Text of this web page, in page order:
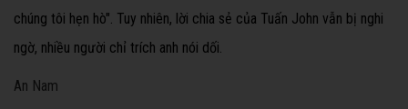
chúng tôi hẹn hò". Tuy nhiên, lời chia sẻ của Tuấn John vẫn bị nghi
ngờ, nhiều người chỉ trích anh nói dối.
An Nam